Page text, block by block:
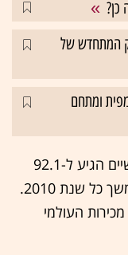
כן?
המתחדש של
ומתחם
היקף המכירות העולמי של מחשבים אישיים הגיע ל-92.1
מיליון יחידות ברבעון, ול-346.2 מיליון במשך כל שנת 2010.
היקף מכירות העולמי